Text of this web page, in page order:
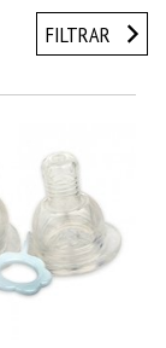
FILTRAR